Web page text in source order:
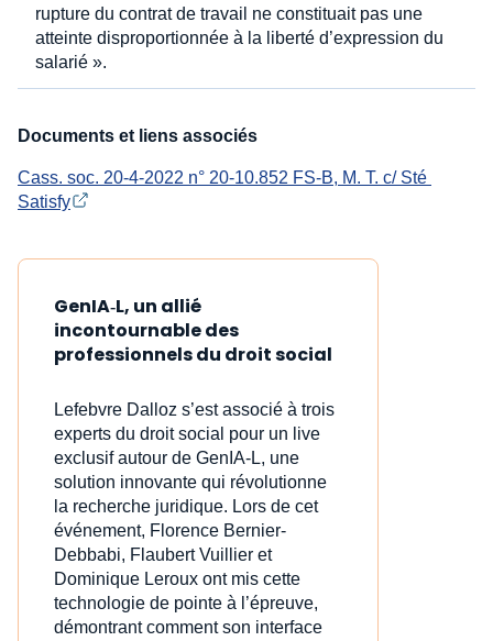
rupture du contrat de travail ne constituait pas une
atteinte disproportionnée à la liberté d’expression du
salarié ».
Documents et liens associés
Cass. soc. 20-4-2022 n° 20-10.852 FS-B, M. T. c/ Sté
Satisfy
GenIA‑L, un allié
incontournable des
professionnels du droit social
Lefebvre Dalloz s’est associé à trois
experts du droit social pour un live
exclusif autour de GenIA‑L, une
solution innovante qui révolutionne
la recherche juridique. Lors de cet
événement, Florence Bernier-
Debbabi, Flaubert Vuillier et
Dominique Leroux ont mis cette
technologie de pointe à l’épreuve,
démontrant comment son interface